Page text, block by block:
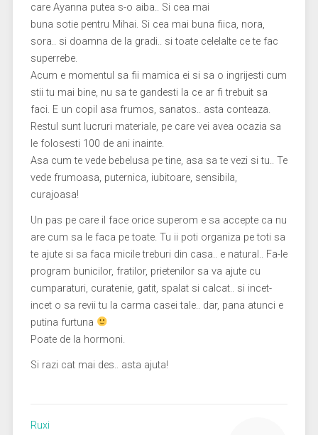
care Ayanna putea s-o aiba.. Si cea mai
buna sotie pentru Mihai. Si cea mai buna fiica, nora,
sora.. si doamna de la gradi.. si toate celelalte ce te fac
superrebe.
Acum e momentul sa fii mamica ei si sa o ingrijesti cum
stii tu mai bine, nu sa te gandesti la ce ar fi trebuit sa
faci. E un copil asa frumos, sanatos.. asta conteaza.
Restul sunt lucruri materiale, pe care vei avea ocazia sa
le folosesti 100 de ani inainte.
Asa cum te vede bebelusa pe tine, asa sa te vezi si tu.. Te
vede frumoasa, puternica, iubitoare, sensibila,
curajoasa!
Un pas pe care il face orice superom e sa accepte ca nu
are cum sa le faca pe toate. Tu ii poti organiza pe toti sa
te ajute si sa faca micile treburi din casa.. e natural.. Fa-le
program bunicilor, fratilor, prietenilor sa va ajute cu
cumparaturi, curatenie, gatit, spalat si calcat.. si incet-
incet o sa revii tu la carma casei tale.. dar, pana atunci e
putina furtuna
Poate de la hormoni.
Si razi cat mai des.. asta ajuta!
Ruxi